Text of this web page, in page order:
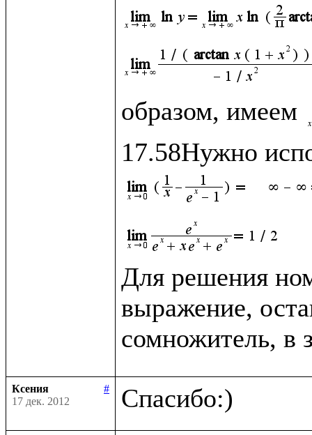
образом, имеем
Для решения
выражение,
сомножитель, в
Ксения
#
17 дек. 2012